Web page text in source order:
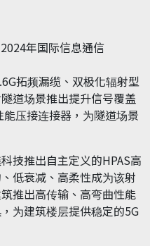
拓频漏缆、双极化辐射型
道场景推出提升信号覆盖
压接连接器，为隧道场景
技推出自主定义的HPAS高
低衰减、高柔性成为该射
推出高传输、高弯曲性能
为建筑楼层提供稳定的5G